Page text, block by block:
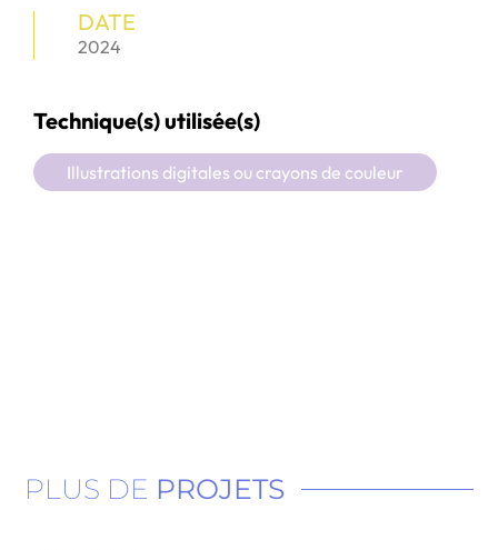
DATE
2024
Technique(s) utilisée(s)
Illustrations digitales ou crayons de couleur
PLUS DE PROJETS